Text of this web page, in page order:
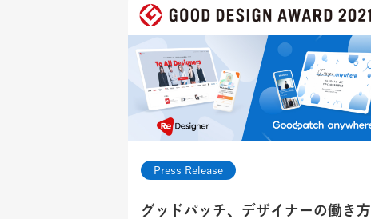
Press Release
グッドパッチ、デザイナーの働き方